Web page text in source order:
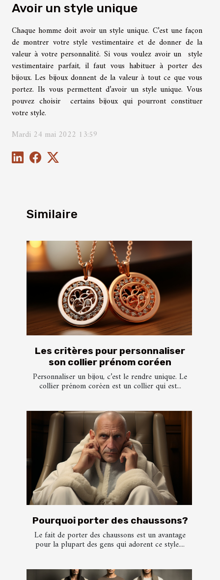
Avoir un style unique
Chaque homme doit avoir un style unique. C’est une façon
de montrer votre style vestimentaire et de donner de la
valeur à votre personnalité. Si vous voulez avoir un style
vestimentaire parfait, il faut vous habituer à porter des
bijoux. Les bijoux donnent de la valeur à tout ce que vous
portez. Ils vous permettent d’avoir un style unique. Vous
pouvez choisir certains bijoux qui pourront constituer
votre style.
Mardi 24 mai 2022 13:59
Similaire
Les critères pour personnaliser
son collier prénom coréen
Personnaliser un bijou, c’est le rendre unique. Le
collier prénom coréen est un collier qui est...
Pourquoi porter des chaussons?
Le fait de porter des chaussons est un avantage
pour la plupart des gens qui adorent ce style....